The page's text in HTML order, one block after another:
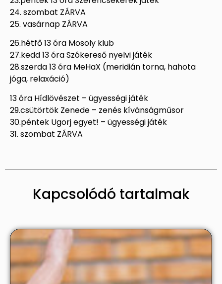
24. szombat ZÁRVA
25. vasárnap ZÁRVA
26.hétfő 13 óra Mosoly klub
27.kedd 13 óra Szókereső nyelvi játék
28.szerda 13 óra MeHaX (meridián torna, hahota
jóga, relaxáció)
13 óra Hídlövészet – ügyességi játék
29.csütörtök Zenede – zenés kívánságműsor
30.péntek Ugorj egyet! – ügyességi játék
31. szombat ZÁRVA
Kapcsolódó tartalmak